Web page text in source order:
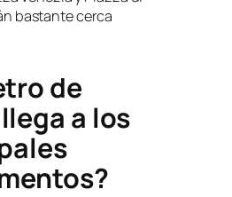
bastante cerca
de
a los